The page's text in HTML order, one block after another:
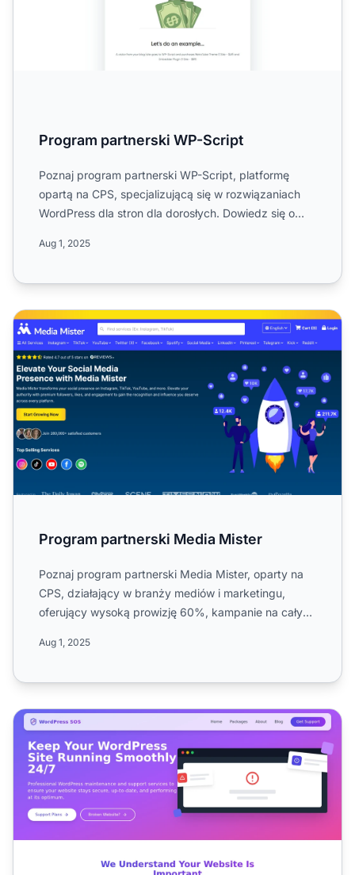
Program partnerski WP-Script
Poznaj program partnerski WP-Script, platformę
opartą na CPS, specjalizującą się w rozwiązaniach
WordPress dla stron dla dorosłych. Dowiedz się o
Aug 1, 2025
Program partnerski Media Mister
Program partnerski Media Mister
Poznaj program partnerski Media Mister, oparty na
CPS, działający w branży mediów i marketingu,
oferujący wysoką prowizję 60%, kampanie na całym
Aug 1, 2025
Program partnerski SOS WP